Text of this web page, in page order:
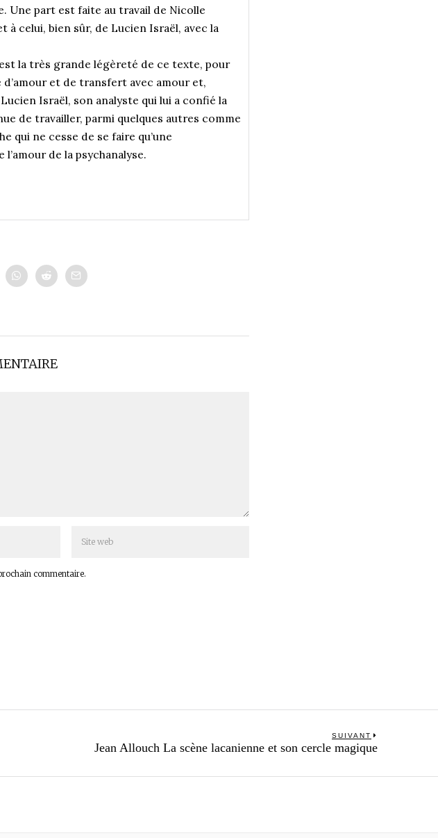
part est faite au travail de Nicolle
celui, bien sûr, de Lucien Israël, avec la
la très grande légèreté de ce texte, pour
et de transfert avec amour et,
Israël, son analyste qui lui a confié la
de travailler, parmi quelques autres comme
qui ne cesse de se faire qu’une
de la psychanalyse.
commentaire.
SUIVANT
Next
Jean Allouch La scène lacanienne et son cercle magique